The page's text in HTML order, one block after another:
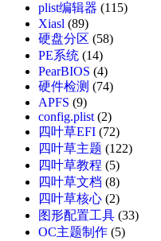
plist编辑器 (115)
Xiasl (89)
硬盘分区 (58)
PE系统 (14)
PearBIOS (4)
硬件检测 (74)
APFS (9)
config.plist(2)
四叶草EFI (72)
四叶草主题 (122)
四叶草教程 (5)
四叶草文档 (8)
四叶草核心 (2)
图形配置工具 (33)
OC主题制作 (5)